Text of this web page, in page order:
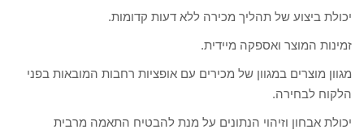
יכולת ביצוע של תהליך מכירה ללא דעות קדומות.
זמינות המוצר ואספקה מיידית.
מגוון מוצרים במגוון של מכירים עם אופציות רחבות המובאות בפני
הלקוח לבחירה.
יכולת אבחון וזיהוי הנתונים על מנת להבטיח התאמה מרבית